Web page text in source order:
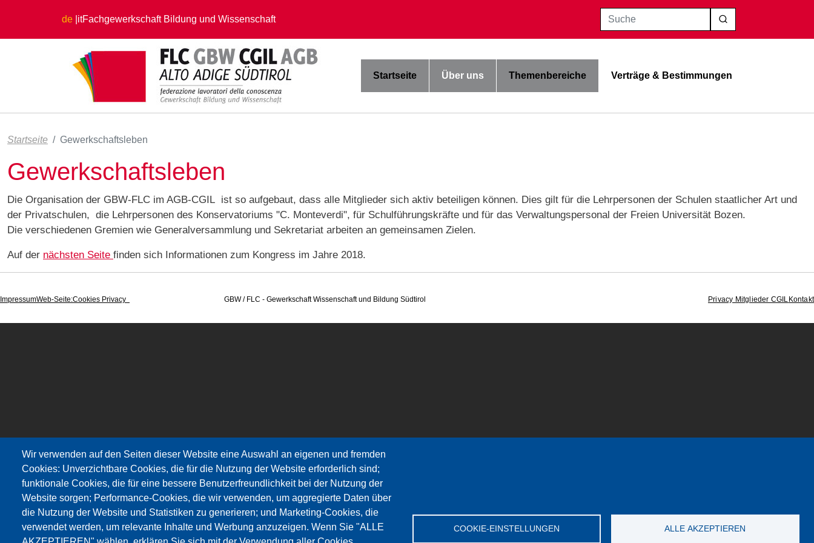
de itFachgewerkschaft Bildung und Wissenschaft
Wir verwenden auf den Seiten dieser Website eine Auswahl an eigenen und fremden
Cookies: Unverzichtbare Cookies, die für die Nutzung der Website erforderlich sind;
funktionale Cookies, die für eine bessere Benutzerfreundlichkeit bei der Nutzung der
Website sorgen; Performance-Cookies, die wir verwenden, um aggregierte Daten über
die Nutzung der Website und Statistiken zu generieren; und Marketing-Cookies, die
verwendet werden, um relevante Inhalte und Werbung anzuzeigen. Wenn Sie "ALLE
COOKIE-EINSTELLUNGEN ALLE AKZEPTIEREN
Suche
Startseite Über uns Themenbereiche Verträge & Bestimmungen
Startseite Gewerkschaftsleben
Gewerkschaftsleben
Die Organisation der GBW-FLC im AGB-CGIL ist so aufgebaut, dass alle Mitglieder sich aktiv beteiligen können. Dies gilt für die Lehrpersonen der Schulen staatlicher Art und
der Privatschulen, die Lehrpersonen des Konservatoriums "C. Monteverdi", für Schulführungskräfte und für das Verwaltungspersonal der Freien Universität Bozen.
Die verschiedenen Gremien wie Generalversammlung und Sekretariat arbeiten an gemeinsamen Zielen.
Auf der nächsten Seite finden sich Informationen zum Kongress im Jahre 2018.
ImpressumWeb-Seite:Cookies Privacy GBW / FLC - Gewerkschaft Wissenschaft und Bildung Südtirol Privacy Mitglieder CGIL Kontakt